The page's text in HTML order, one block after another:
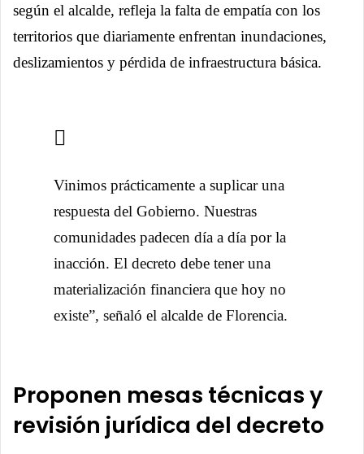
según el alcalde, refleja la falta de empatía con los
territorios que diariamente enfrentan inundaciones,
deslizamientos y pérdida de infraestructura básica.
Vinimos prácticamente a suplicar una
respuesta del Gobierno. Nuestras
comunidades padecen día a día por la
inacción. El decreto debe tener una
materialización financiera que hoy no
existe”, señaló el alcalde de Florencia.
Proponen mesas técnicas y
revisión jurídica del decreto